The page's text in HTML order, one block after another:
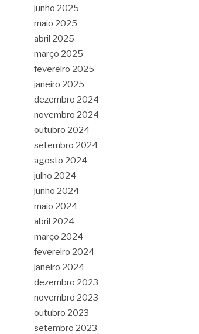
junho 2025
maio 2025
abril 2025
março 2025
fevereiro 2025
janeiro 2025
dezembro 2024
novembro 2024
outubro 2024
setembro 2024
agosto 2024
julho 2024
junho 2024
maio 2024
abril 2024
março 2024
fevereiro 2024
janeiro 2024
dezembro 2023
novembro 2023
outubro 2023
setembro 2023